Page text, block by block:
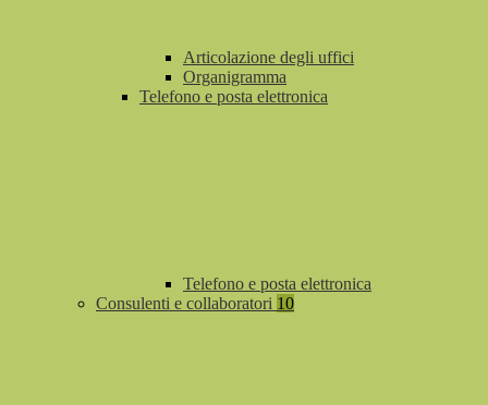
Articolazione degli uffici
Organigramma
Telefono e posta elettronica
Telefono e posta elettronica
Consulenti e collaboratori 10